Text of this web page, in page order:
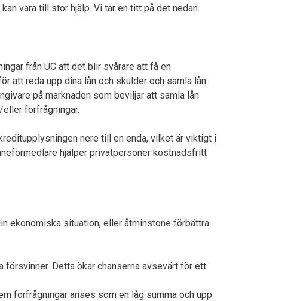
vara till stor hjälp. Vi tar en titt på det nedan.
från UC att det blir svårare att få en
att reda upp dina lån och skulder och samla lån
på marknaden som beviljar att samla lån
förfrågningar.
nere till en enda, vilket är viktigt i
hjälper privatpersoner kostnadsfritt
ekonomiska situation, eller åtminstone förbättra
försvinner. Detta ökar chanserna avsevärt för ett
förfrågningar anses som en låg summa och upp